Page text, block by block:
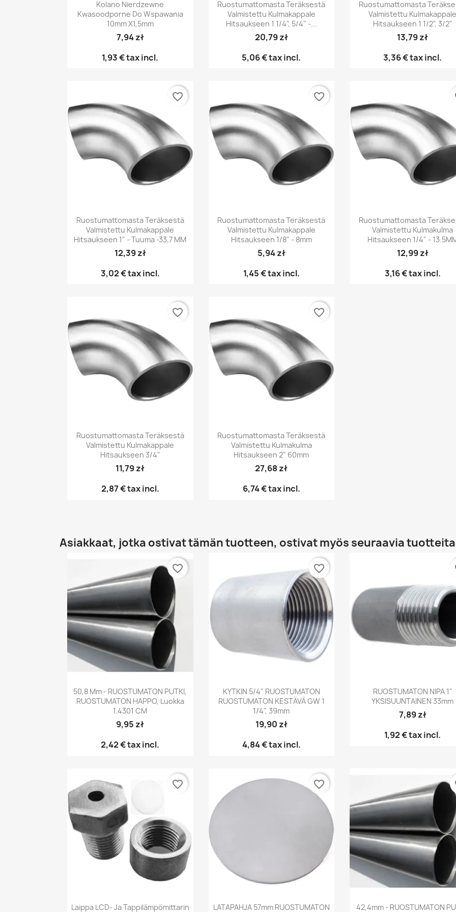
Kolano Nierdzewne
Kwasoodporne Do Wspawania
10mm X1,5mm
7,94 zł
1,93 €tax incl.
Ruostumattomasta Teräksestä
Valmistettu Kulmakappale
Hitsaukseen 1 1/4", 5/4" -...
20,79 zł
5,06 €tax incl.
Ruostumattomasta
Valmistettu Kulmakappale
Hitsaukseen 1 1/2", 3/2"
13,79 zł
3,36 €tax incl.
Pikakatselu
Ruostumattomasta Teräksestä
Valmistettu Kulmakappale
Hitsaukseen 1" - Tuuma -33,7 MM
12,39 zł
3,02 €tax incl.
favorite_border
Pikakatselu
Ruostumattomasta Teräksestä
Valmistettu Kulmakappale
Hitsaukseen 1/8" - 8mm
5,94 zł
1,45 €tax incl.
favorite_border
Pikakatselu
Ruostumattomasta
Valmistettu Kulmakulma
Hitsaukseen 1/4" -
12,99 zł
3,16 €tax incl.
Pikakatselu
Ruostumattomasta Teräksestä
Valmistettu Kulmakappale
Hitsaukseen 3/4"
11,79 zł
2,87 €tax incl.
favorite_border
Pikakatselu
Ruostumattomasta Teräksestä
Valmistettu Kulmakulma
Hitsaukseen 2" 60mm
27,68 zł
6,74 €tax incl.
favorite_border
Asiakkaat, jotka ostivat tämän tuotteen, ostivat myös seuraavia
Pikakatselu
50,8 Mm - RUOSTUMATON PUTKI,
RUOSTUMATON HAPPO, Luokka
1.4301 CM
9,95 zł
2,42 €tax incl.
favorite_border
Pikakatselu
KYTKIN 5/4" RUOSTUMATON
RUOSTUMATON KESTÄVÄ GW 1
1/4", 39mm
19,90 zł
4,84 €tax incl.
favorite_border
Pikakatselu
RUOSTUMATON NIPA 1"
YKSISUUNTAINEN 33mm
7,89 zł
1,92 €tax incl.
 Pikakatselu
Laippa LCD- Ja Tappilämpömittarin
favorite_border
Pikakatselu
LATAPAHJA 57mm RUOSTUMATON
favorite_border
 Pikakatselu
42,4mm - RUOSTUMATON